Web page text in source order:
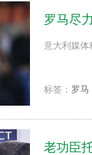
罗马尽
意大利媒体
标签： 罗马
老功臣